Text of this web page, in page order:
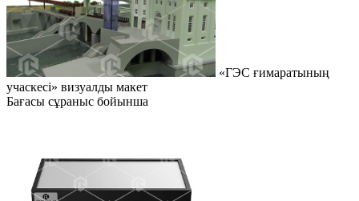
«ГЭС ғимаратының
учаскесі» визуалды макет
Бағасы сұраныс бойынша